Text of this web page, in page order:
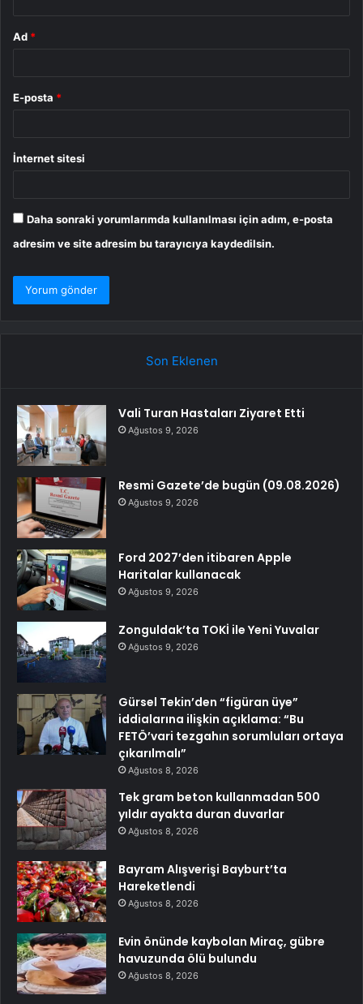
Ad *
E-posta *
İnternet sitesi
Daha sonraki yorumlarımda kullanılması için adım, e-posta
adresim ve site adresim bu tarayıcıya kaydedilsin.
Son Eklenen
Vali Turan Hastaları Ziyaret Etti
Ağustos 9, 2026
Resmi Gazete’de bugün (09.08.2026)
Ağustos 9, 2026
Ford 2027’den itibaren Apple
Haritalar kullanacak
Ağustos 9, 2026
Zonguldak’ta TOKİ ile Yeni Yuvalar
Ağustos 9, 2026
Gürsel Tekin’den “figüran üye”
iddialarına ilişkin açıklama: “Bu
FETÖ’vari tezgahın sorumluları ortaya
çıkarılmalı”
Ağustos 8, 2026
Tek gram beton kullanmadan 500
yıldır ayakta duran duvarlar
Ağustos 8, 2026
Bayram Alışverişi Bayburt’ta
Hareketlendi
Ağustos 8, 2026
Evin önünde kaybolan Miraç, gübre
havuzunda ölü bulundu
Ağustos 8, 2026